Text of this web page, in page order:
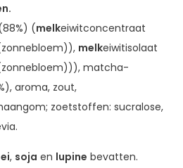
(melkeiwitconcentraat
melkeiwitisolaat
matcha-
aroma, zout,
zoetstoffen: sucralose,
ei, soja en lupine bevatten.